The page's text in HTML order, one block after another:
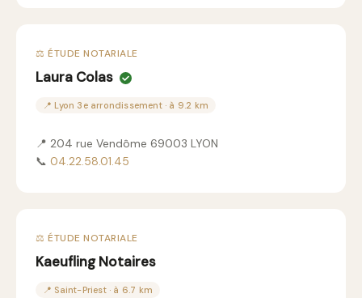
⚖️ ÉTUDE NOTARIALE
Laura Colas
📍 Lyon 3e arrondissement · à 9.2 km
📍 204 rue Vendôme 69003 LYON
📞 04.22.58.01.45
⚖️ ÉTUDE NOTARIALE
Kaeufling Notaires
📍 Saint-Priest · à 6.7 km